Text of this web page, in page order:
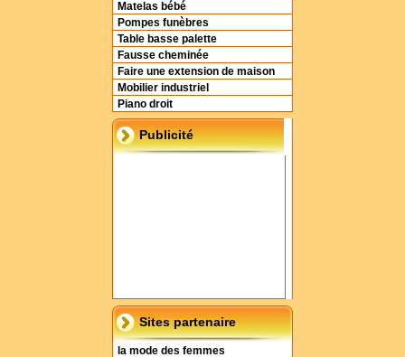
Matelas bébé
Pompes funèbres
Table basse palette
Fausse cheminée
Faire une extension de maison
Mobilier industriel
Piano droit
Publicité
Sites partenaire
la mode des femmes